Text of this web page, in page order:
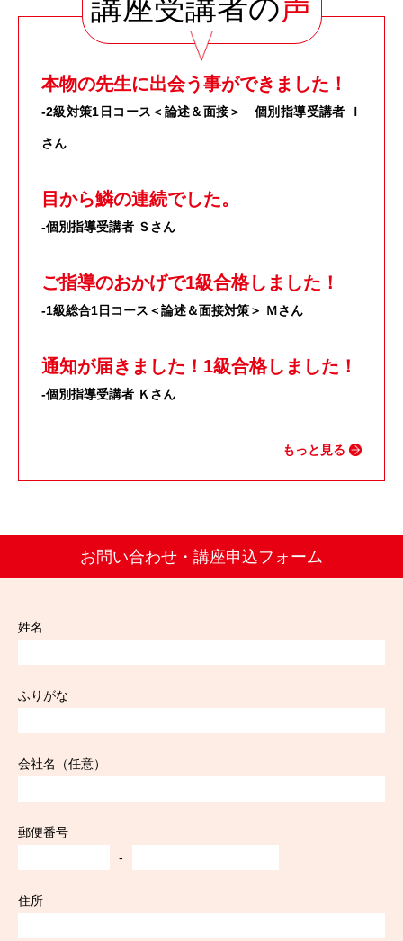
講座受講者の声
本物の先生に出会う事ができました！
-2級対策1日コース＜論述＆面接＞ 個別指導受講者 Ｉ
さん
目から鱗の連続でした。
-個別指導受講者 Ｓさん
ご指導のおかげで1級合格しました！
-1級総合1日コース＜論述＆面接対策＞ Ｍさん
通知が届きました！1級合格しました！
-個別指導受講者 Ｋさん
もっと見る
お問い合わせ・講座申込フォーム
姓名
ふりがな
会社名（任意）
郵便番号
-
住所